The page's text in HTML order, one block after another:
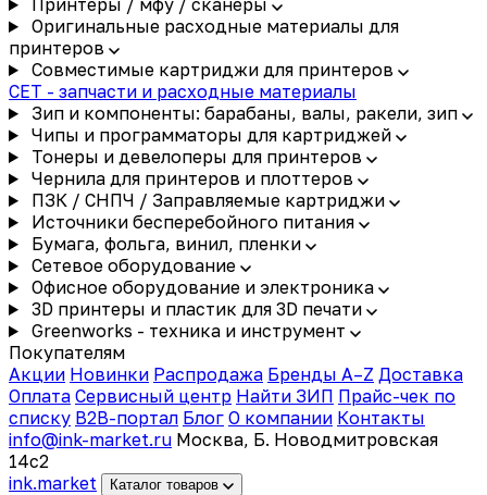
Принтеры / мфу / сканеры
Оригинальные расходные материалы для
принтеров
Совместимые картриджи для принтеров
CET - запчасти и расходные материалы
Зип и компоненты: барабаны, валы, ракели, зип
Чипы и программаторы для картриджей
Тонеры и девелоперы для принтеров
Чернила для принтеров и плоттеров
ПЗК / СНПЧ / Заправляемые картриджи
Источники бесперебойного питания
Бумага, фольга, винил, пленки
Сетевое оборудование
Офисное оборудование и электроника
3D принтеры и пластик для 3D печати
Greenworks - техника и инструмент
Покупателям
Акции Новинки Распродажа Бренды A–Z Доставка
Оплата Сервисный центр Найти ЗИП Прайс-чек по
списку B2B-портал Блог О компании Контакты
info@ink-market.ru Москва, Б. Новодмитровская
14с2
ink.market Каталог товаров